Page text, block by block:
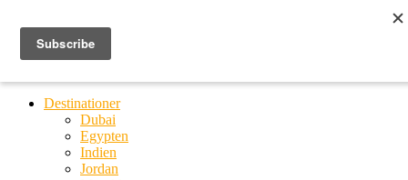
Ring til os
20 66 03 08
Destinationer
Dubai
Egypten
Indien
Jordan